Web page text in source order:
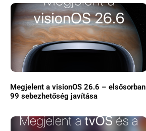
Megjelent a visionOS 26.6 – elsősorban
99 sebezhetőség javítása